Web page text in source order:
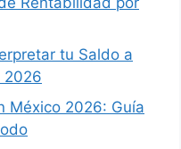
tu Saldo a
2026
México 2026: Guía